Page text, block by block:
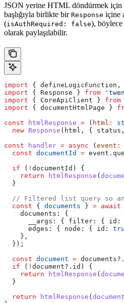
JSON yerine HTML döndürmek için
başlığıyla birlikte bir Response içine
(isAuthRequired: false), böylece
olarak paylaşılabilir.
import { defineLogicFunction ,
import { Response } from
import { CoreApiClient } from
import { documentHtmlPage }
const htmlResponse = ( html :
  new
Response ( html , { status
const handler = async (event :
  const
documentId = event .
  if
( ! documentId ) {
    return
htmlResponse (
  }
// Filtered list query so
  const
{ documents } = await
    documents:
{
      __args:
{ filter: { id:
      edges:
{ node: { id:
    },
  });
  const
document = documents?.
  if
( ! document?. id ) {
    return
htmlResponse (
  }
  return
htmlResponse (